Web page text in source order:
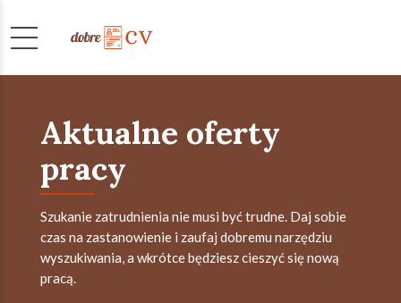
Aktualne oferty
pracy
Szukanie zatrudnienia nie musi być trudne. Daj sobie
czas na zastanowienie i zaufaj dobremu narzędziu
wyszukiwania, a wkrótce będziesz cieszyć się nową
pracą.